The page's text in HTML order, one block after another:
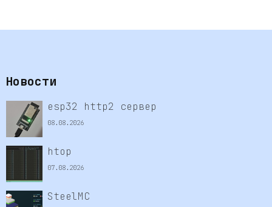
Новости
esp32 http2 сервер
08.08.2026
htop
07.08.2026
SteelMC